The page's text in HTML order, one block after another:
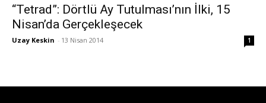
“Tetrad”: Dörtlü Ay Tutulması’nın İlki, 15
Nisan’da Gerçekleşecek
Uzay Keskin - 13 Nisan 2014 1